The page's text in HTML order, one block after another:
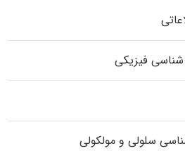
شناسی فیزیکی
سلولی و مولکولی